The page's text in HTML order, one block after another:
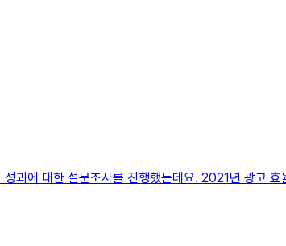
과에 대한 설문조사를 진행했는데요. 2021년 광고